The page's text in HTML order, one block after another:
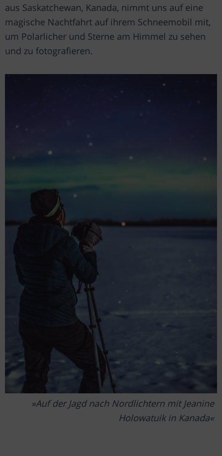
aus Saskatchewan, Kanada, nimmt uns auf eine
magische Nachtfahrt auf ihrem Schneemobil mit,
um Polarlicher und Sterne am Himmel zu sehen
und zu fotografieren.
Auf der Jagd nach Nordlichtern mit Jeanine
Holowatuik in Kanada